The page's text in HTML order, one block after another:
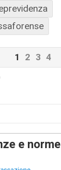
1 2 3 4
e norme